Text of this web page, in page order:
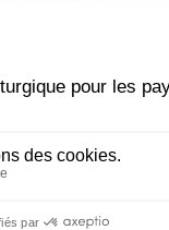
Lettre de
Lettre de
Première
aux
Deuxième
aux